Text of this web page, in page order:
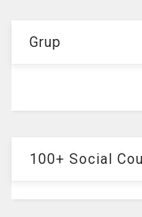
Grup
100+ Social